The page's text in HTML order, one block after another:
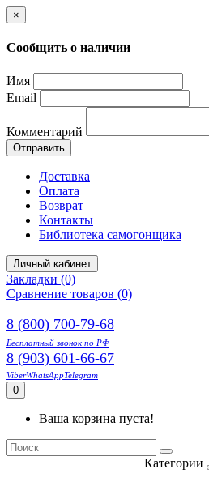
×
Сообщить о наличии
Имя
Email
Комментарий
Отправить
Доставка
Оплата
Возврат
Контакты
Библиотека самогонщика
Личный кабинет
Закладки (0)
Сравнение товаров (0)
8 (800) 700-79-68
Бесплатный звонок по РФ
8 (903) 601-66-67
ViberWhatsAppTelegram
0
Ваша корзина пуста!
Категории